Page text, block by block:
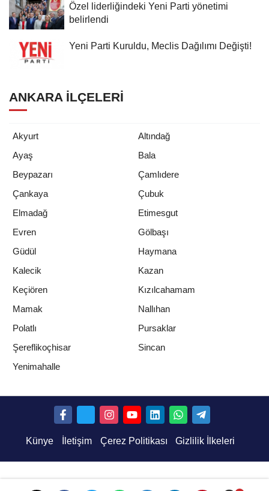
Özel liderliğindeki Yeni Parti yönetimi
belirlendi
Yeni Parti Kuruldu, Meclis Dağılımı Değişti!
ANKARA İLÇELERI
Akyurt
Altındağ
Ayaş
Bala
Beypazarı
Çamlıdere
Çankaya
Çubuk
Elmadağ
Etimesgut
Evren
Gölbaşı
Güdül
Haymana
Kalecik
Kazan
Keçiören
Kızılcahamam
Mamak
Nallıhan
Polatlı
Pursaklar
Şereflikoçhisar
Sincan
Yenimahalle
Künye İletişim Çerez Politikası Gizlilik İlkeleri